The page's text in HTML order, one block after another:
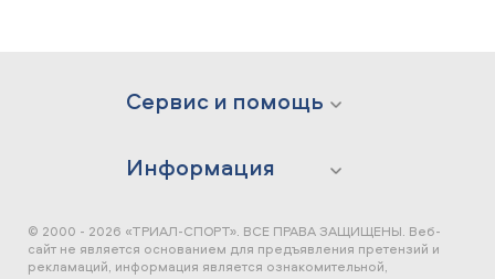
Сервис и помощь
Информация
© 2000 - 2026 «ТРИАЛ-СПОРТ». ВСЕ ПРАВА ЗАЩИЩЕНЫ. Веб-
сайт не является основанием для предъявления претензий и
рекламаций, информация является ознакомительной,